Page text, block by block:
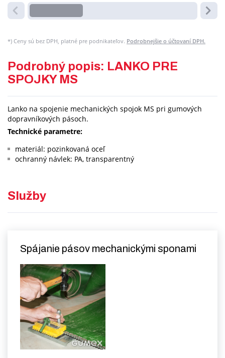
*) Ceny sú bez DPH, platné pre podnikateľov. Podrobnejšie o účtovaní DPH.
Podrobný popis: LANKO PRE
SPOJKY MS
Lanko na spojenie mechanických spojok MS pri gumových
dopravníkových pásoch.
Technické parametre:
materiál: pozinkovaná oceľ
ochranný návlek: PA, transparentný
Služby
Spájanie pásov mechanickými sponami